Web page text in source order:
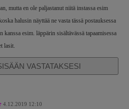
mutta en ole paljastanut niitä instassa esim
halusin näyttää ne vasta tässä postauksessa
esim. läppärin sisältävässä tapaamisessa
lasit.
VASTATAKSESI
4.12.2019 12:10